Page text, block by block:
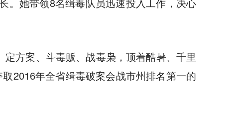
方案、斗毒贩、战毒枭，顶着酷暑、千里
2016年全省缉毒破案会战市州排名第一的